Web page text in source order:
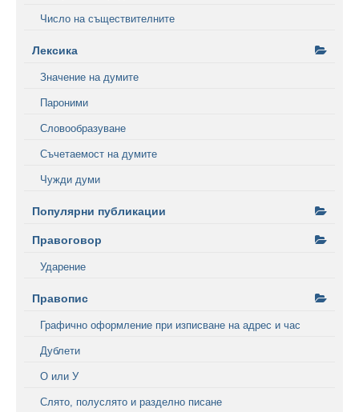
Число на съществителните
Лексика
Значение на думите
Пароними
Словообразуване
Съчетаемост на думите
Чужди думи
Популярни публикации
Правоговор
Ударение
Правопис
Графично оформление при изписване на адрес и час
Дублети
О или У
Слято, полуслято и разделно писане